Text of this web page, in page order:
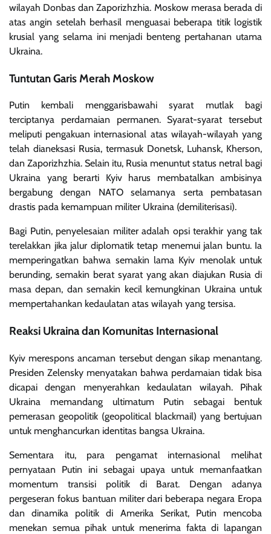
wilayah Donbas dan Zaporizhzhia. Moskow merasa berada di
atas angin setelah berhasil menguasai beberapa titik logistik
krusial yang selama ini menjadi benteng pertahanan utama
Ukraina.
Tuntutan Garis Merah Moskow
Putin kembali menggarisbawahi syarat mutlak bagi
terciptanya perdamaian permanen. Syarat-syarat tersebut
meliputi pengakuan internasional atas wilayah-wilayah yang
telah dianeksasi Rusia, termasuk Donetsk, Luhansk, Kherson,
dan Zaporizhzhia. Selain itu, Rusia menuntut status netral bagi
Ukraina yang berarti Kyiv harus membatalkan ambisinya
bergabung dengan NATO selamanya serta pembatasan
drastis pada kemampuan militer Ukraina (demiliterisasi).
Bagi Putin, penyelesaian militer adalah opsi terakhir yang tak
terelakkan jika jalur diplomatik tetap menemui jalan buntu. Ia
memperingatkan bahwa semakin lama Kyiv menolak untuk
berunding, semakin berat syarat yang akan diajukan Rusia di
masa depan, dan semakin kecil kemungkinan Ukraina untuk
mempertahankan kedaulatan atas wilayah yang tersisa.
Reaksi Ukraina dan Komunitas Internasional
Kyiv merespons ancaman tersebut dengan sikap menantang.
Presiden Zelensky menyatakan bahwa perdamaian tidak bisa
dicapai dengan menyerahkan kedaulatan wilayah. Pihak
Ukraina memandang ultimatum Putin sebagai bentuk
pemerasan geopolitik (geopolitical blackmail) yang bertujuan
untuk menghancurkan identitas bangsa Ukraina.
Sementara itu, para pengamat internasional melihat
pernyataan Putin ini sebagai upaya untuk memanfaatkan
momentum transisi politik di Barat. Dengan adanya
pergeseran fokus bantuan militer dari beberapa negara Eropa
dan dinamika politik di Amerika Serikat, Putin mencoba
menekan semua pihak untuk menerima fakta di lapangan